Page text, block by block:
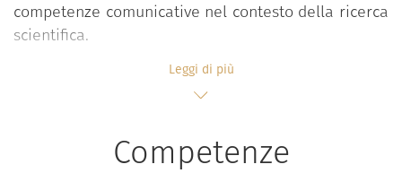
competenze comunicative nel contesto della ricerca
scientifica.
Il badge certifica la partecipazione al corso in
presenza “Comunicare la ricerca alla cittadinanza”,
promosso dal Politecnico di Torino nell’ambito delle
sue azioni per il Public Engagement e il
Leggi di più
Competenze